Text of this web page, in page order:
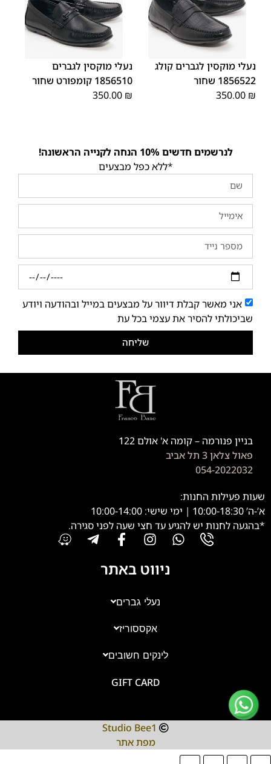
40
41
42
43
נעלי מוקסין לגברים קולג
1856522 שחור
350.00 ₪
40
41
42
43
נעלי מוקסין לגברים
1856510 קומפורט שחור
350.00 ₪
לנרשמים חדשים 10% הנחה לקנייה הראשונה!
*ללא כפל מבצעים
אני מאשר קבלת דיוור על מבצעים במייל ובהודעה ויודע
שביכולתי להסיר את עצמי בכל עת
שליחה
בניין פנורמה – קומה א' אולם 122
פאול צלאן 3 תל אביב
054-2022032
שעות פעילות החנות:
א’-ה’ 10:00-18:30 | ימי שישי: 10:00-14:00
*בהגעה לחנות יש להגיע עד חצי שעה לפני סגירה.
ניווט באתר
נעלי גברים
אקססוריז
לינקים חשובים
GIFT CARD
Studio Bee1
מפת אתר